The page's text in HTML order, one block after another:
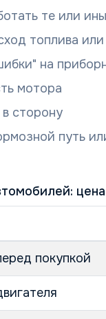
те или
топлива
на
мотора
сторону
путь
покупкой